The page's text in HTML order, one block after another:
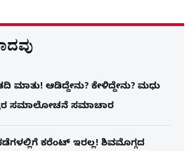
ಮಾತು! ಆಡಿದ್ದೇನು? ಕೇಳಿದ್ದೇನು? ಮಧು
ಸಮಾಲೋಚನೆ ಸಮಾಚಾರ
ಕರೆಂಟ್ ಇರಲ್ಲ! ಶಿವಮೊಗ್ಗದ